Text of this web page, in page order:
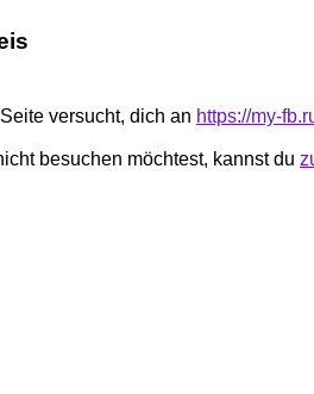
versucht, dich an https://my-
besuchen möchtest, kannst du